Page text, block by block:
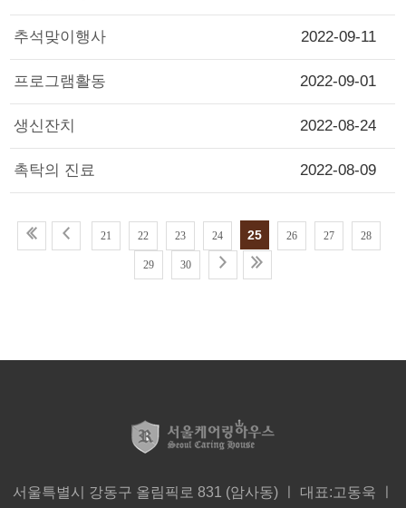
추석맞이행사 2022-09-11
프로그램활동 2022-09-01
생신잔치 2022-08-24
촉탁의 진료 2022-08-09
21 22 23 24 25 26 27 28
29 30
서울특별시 강동구 올림픽로 831 (암사동) ㅣ 대표:고동욱 ㅣ